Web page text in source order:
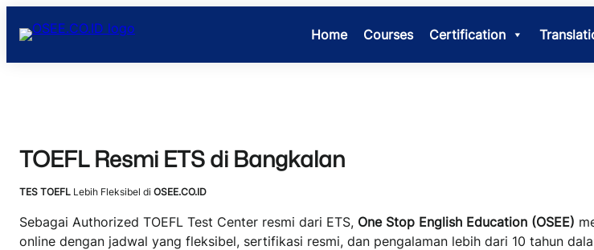
Home Courses Certification
TOEFL Resmi ETS di Bangkalan
TES TOEFL Lebih Fleksibel di OSEE.CO.ID
Sebagai Authorized TOEFL Test Center resmi dari ETS, One Stop English Education (OSEE)
online dengan jadwal yang fleksibel, sertifikasi resmi, dan pengalaman lebih dari 10 tahun